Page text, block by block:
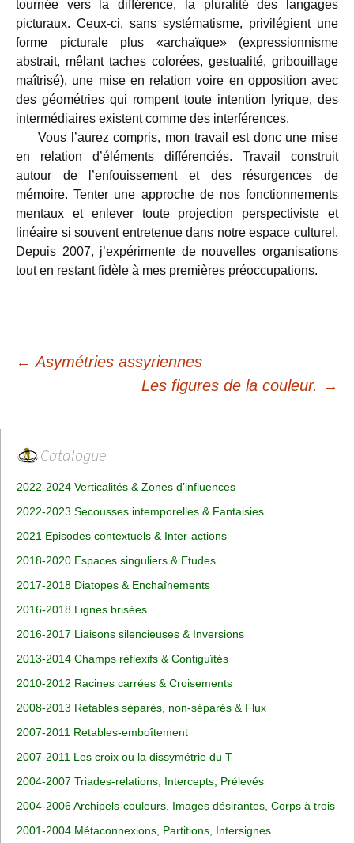
tournée vers la différence, la pluralité des langages
picturaux. Ceux-ci, sans systématisme, privilégient une
forme picturale plus «archaïque» (expressionnisme
abstrait, mêlant taches colorées, gestualité, gribouillage
maîtrisé), une mise en relation voire en opposition avec
des géométries qui rompent toute intention lyrique, des
intermédiaires existent comme des interférences.
Vous l’aurez compris, mon travail est donc une mise
en relation d’éléments différenciés. Travail construit
autour de l’enfouissement et des résurgences de
mémoire. Tenter une approche de nos fonctionnements
mentaux et enlever toute projection perspectiviste et
linéaire si souvent entretenue dans notre espace culturel.
Depuis 2007, j’expérimente de nouvelles organisations
tout en restant fidèle à mes premières préoccupations.
Navigation
← Asymétries assyriennes
Les figures de la couleur. →
Catalogue
2022-2024 Verticalités & Zones d’influences
2022-2023 Secousses intemporelles & Fantaisies
2021 Episodes contextuels & Inter-actions
2018-2020 Espaces singuliers & Etudes
2017-2018 Diatopes & Enchaînements
2016-2018 Lignes brisées
2016-2017 Liaisons silencieuses & Inversions
2013-2014 Champs réflexifs & Contiguïtés
2010-2012 Racines carrées & Croisements
2008-2013 Retables séparés, non-séparés & Flux
2007-2011 Retables-emboîtement
2007-2011 Les croix ou la dissymétrie du T
2004-2007 Triades-relations, Intercepts, Prélevés
2004-2006 Archipels-couleurs, Images désirantes, Corps à trois
2001-2004 Métaconnexions, Partitions, Intersignes